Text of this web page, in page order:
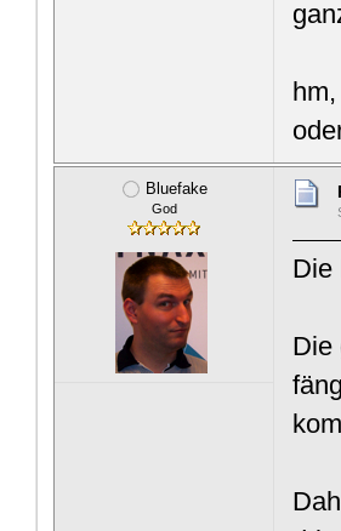
Bluefake
God
Die
Die